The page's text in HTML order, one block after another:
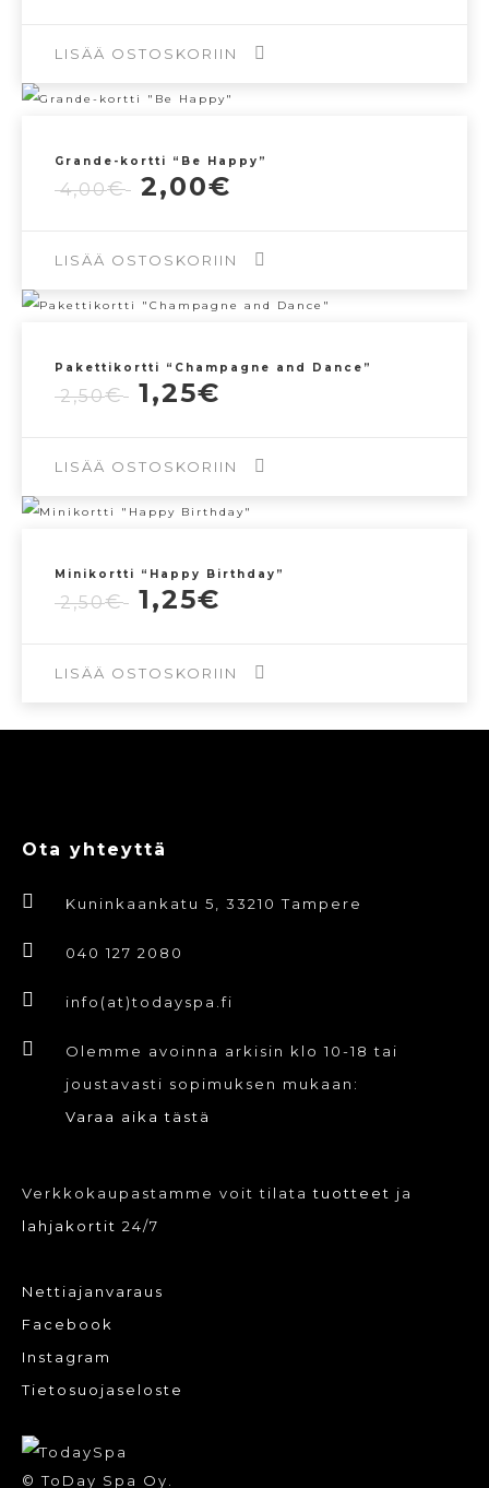
2,50€.1,25€.
LISÄÄ OSTOSKORIIN
Grande-kortti “Be Happy”
4,00€
Alkuperäinen
4,00€.
2,00€
2,00€.
LISÄÄ OSTOSKORIIN
Pakettikortti “Champagne and Dance”
2,50€
Alkuperäinen
2,50€.
1,25€
1,25€.
LISÄÄ OSTOSKORIIN
Minikortti “Happy Birthday”
2,50€
Alkuperäinen
2,50€.
1,25€
1,25€.
LISÄÄ OSTOSKORIIN
Ota yhteyttä
Kuninkaankatu 5, 33210 Tampere
040 127 2080
info(at)todayspa.fi
Olemme avoinna arkisin klo 10-18 tai
joustavasti sopimuksen mukaan:
Varaa aika tästä
Verkkokaupastamme voit tilatatuotteet ja
lahjakortit 24/7
Nettiajanvaraus
Facebook
Instagram
Tietosuojaseloste
© ToDay Spa Oy.